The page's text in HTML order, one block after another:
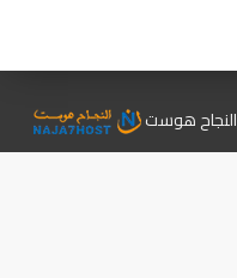
النجاح هوست